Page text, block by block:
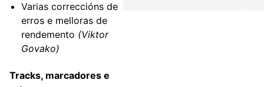
Varias correccións de
erros e melloras de
rendemento (Viktor
Govako)
Tracks, marcadores e